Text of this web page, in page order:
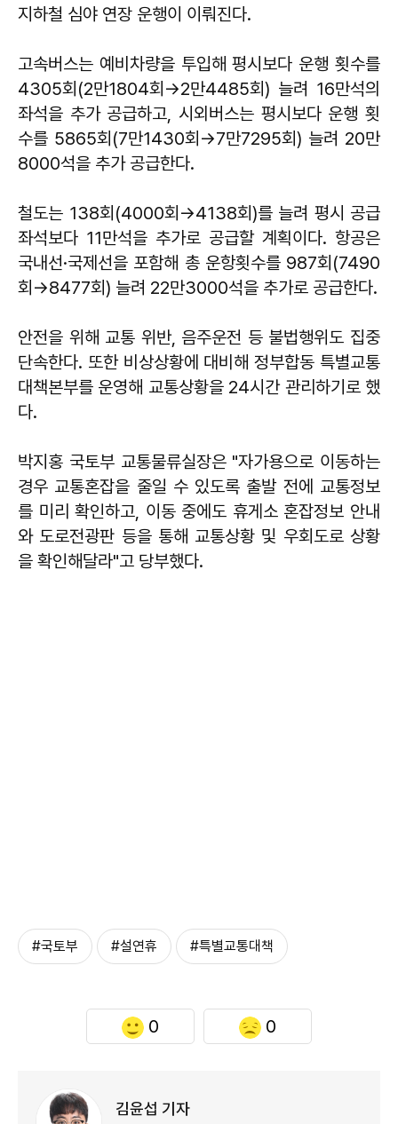
지하철 심야 연장 운행이 이뤄진다.
고속버스는 예비차량을 투입해 평시보다 운행 횟수를
4305회(2만1804회→2만4485회) 늘려 16만석의
좌석을 추가 공급하고, 시외버스는 평시보다 운행 횟
수를 5865회(7만1430회→7만7295회) 늘려 20만
8000석을 추가 공급한다.
철도는 138회(4000회→4138회)를 늘려 평시 공급
좌석보다 11만석을 추가로 공급할 계획이다. 항공은
국내선·국제선을 포함해 총 운항횟수를 987회(7490
회→8477회) 늘려 22만3000석을 추가로 공급한다.
안전을 위해 교통 위반, 음주운전 등 불법행위도 집중
단속한다. 또한 비상상황에 대비해 정부합동 특별교통
대책본부를 운영해 교통상황을 24시간 관리하기로 했
다.
박지홍 국토부 교통물류실장은 "자가용으로 이동하는
경우 교통혼잡을 줄일 수 있도록 출발 전에 교통정보
를 미리 확인하고, 이동 중에도 휴게소 혼잡정보 안내
와 도로전광판 등을 통해 교통상황 및 우회도로 상황
을 확인해달라"고 당부했다.
#국토부 #설연휴 #특별교통대책
0 0
김윤섭 기자